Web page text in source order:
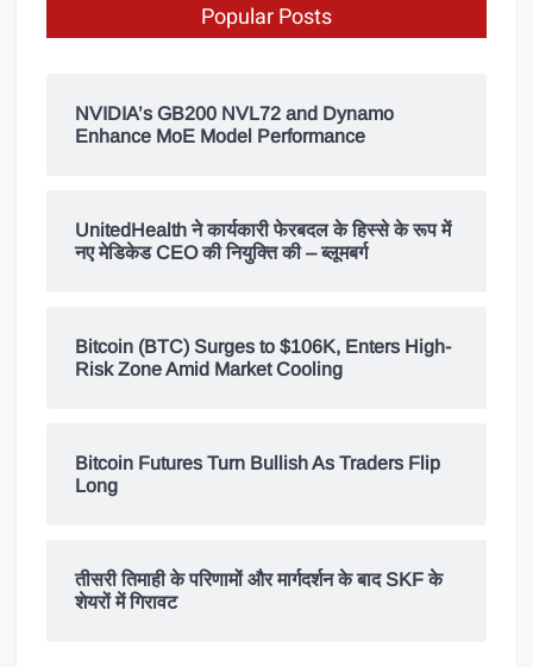
Popular Posts
NVIDIA’s GB200 NVL72 and Dynamo
Enhance MoE Model Performance
UnitedHealth ने कार्यकारी फेरबदल के हिस्से के रूप में
नए मेडिकेड CEO की नियुक्ति की – ब्लूमबर्ग
Bitcoin (BTC) Surges to $106K, Enters High-
Risk Zone Amid Market Cooling
Bitcoin Futures Turn Bullish As Traders Flip
Long
तीसरी तिमाही के परिणामों और मार्गदर्शन के बाद SKF के
शेयरों में गिरावट